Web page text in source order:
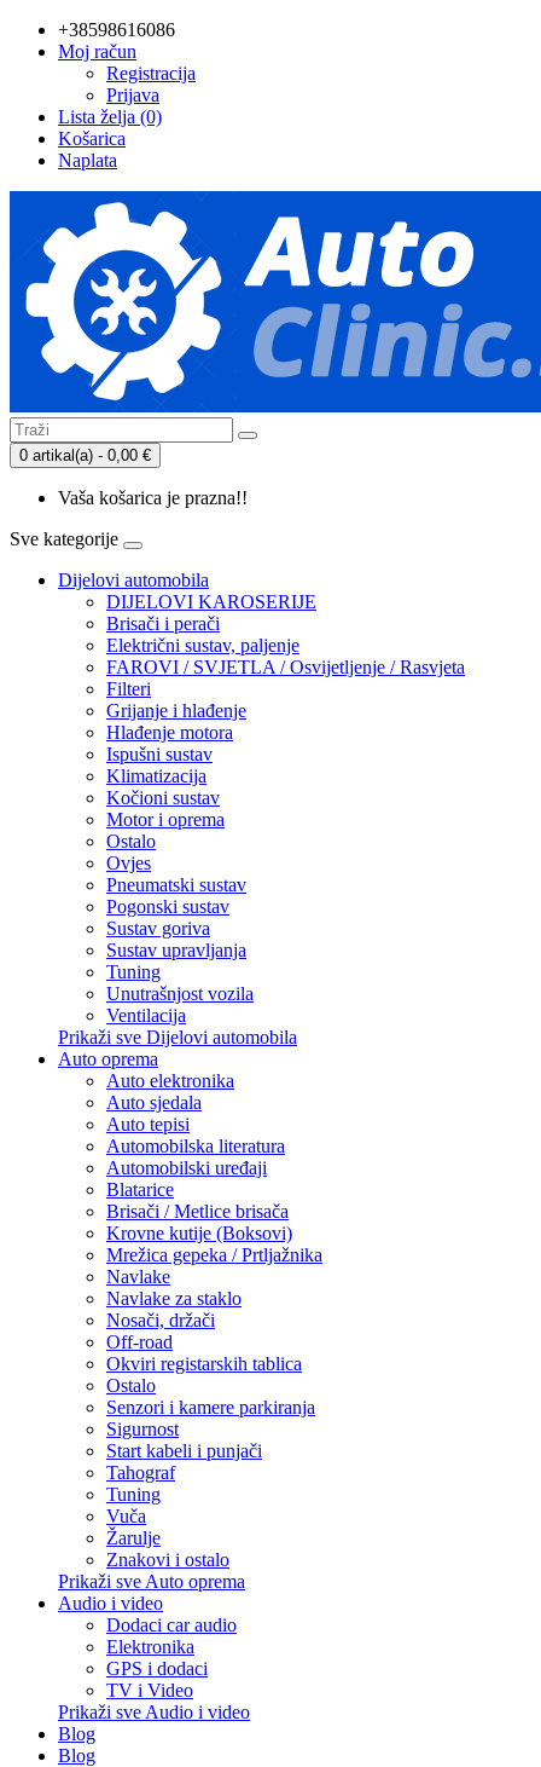
+38598616086
Moj račun
Registracija
Prijava
Lista želja (0)
Košarica
Naplata
0 artikal(a) - 0,00 €
Vaša košarica je prazna!!
Sve kategorije
Dijelovi automobila
DIJELOVI KAROSERIJE
Brisači i perači
Električni sustav, paljenje
FAROVI / SVJETLA / Osvijetljenje / Rasvjeta
Filteri
Grijanje i hlađenje
Hlađenje motora
Ispušni sustav
Klimatizacija
Kočioni sustav
Motor i oprema
Ostalo
Ovjes
Pneumatski sustav
Pogonski sustav
Sustav goriva
Sustav upravljanja
Tuning
Unutrašnjost vozila
Ventilacija
Prikaži sve Dijelovi automobila
Auto oprema
Auto elektronika
Auto sjedala
Auto tepisi
Automobilska literatura
Automobilski uređaji
Blatarice
Brisači / Metlice brisača
Krovne kutije (Boksovi)
Mrežica gepeka / Prtljažnika
Navlake
Navlake za staklo
Nosači, držači
Off-road
Okviri registarskih tablica
Ostalo
Senzori i kamere parkiranja
Sigurnost
Start kabeli i punjači
Tahograf
Tuning
Vuča
Žarulje
Znakovi i ostalo
Prikaži sve Auto oprema
Audio i video
Dodaci car audio
Elektronika
GPS i dodaci
TV i Video
Prikaži sve Audio i video
Blog
Blog